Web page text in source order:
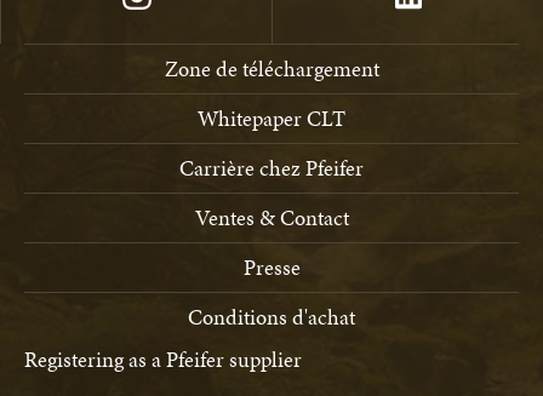
Zone de téléchargement
Whitepaper CLT
Carrière chez Pfeifer
Ventes & Contact
Presse
Conditions d'achat
Registering as a Pfeifer supplier